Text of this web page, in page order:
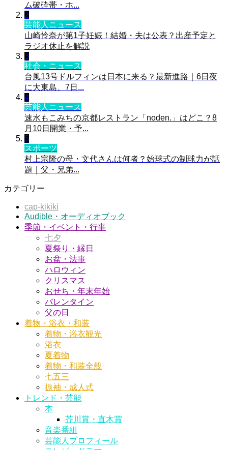
ム破砕帯・ホ...
2
芸能人ニュース
山崎怜奈が第1子妊娠！結婚・夫は公表？出産予定と
ラジオ休止を解説
3
社会・ニュース
台風13号ドルフィンは日本に来る？最新進路｜6日夜
に大東島、7日...
4
芸能人ニュース
速水もこみちの京都レストラン「noden.」はどこ？8
月10日開業・予...
5
スポーツ
村上宗隆の母・文代さんは何者？始球式の制球力が話
題｜父・兄弟...
カテゴリー
cap-kikiki
Audible・オーディオブック
季節・イベント・行事
七夕
夏祭り・縁日
お盆・法事
ハロウィン
クリスマス
おせち・年末年始
バレンタイン
父の日
着物・浴衣・和装
着物・浴衣観光
浴衣
夏着物
着物・和装全般
七五三
振袖・成人式
トレンド・芸能
本
芥川賞・直木賞
音楽番組
芸能人プロフィール